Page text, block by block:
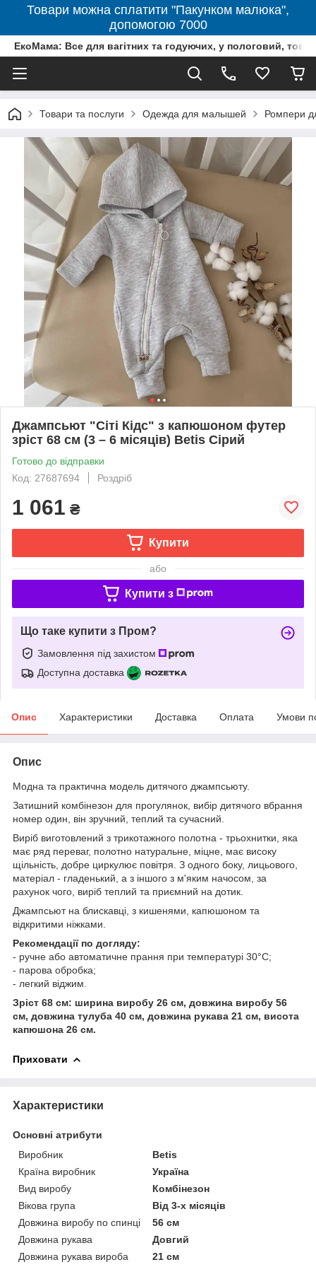
Товари можна сплатити "Пакунком малюка",
допомогою 7000
ЕкоМама: Все для вагітних та годуючих, у пологовий,
Товари та послуги Одежда для малышей Ромпери
Джампсьют "Сіті Кідс" з капюшоном футер
зріст 68 см (3 – 6 місяців) Betis Сірий
Готово до відправки
Код: 27687694
Роздріб
1 061 ₴
Купити
або
Купити з
Що таке купити з Пром?
Замовлення під захистом
Доступна доставка
Опис Характеристики Доставка Оплата Умови
Опис
Модна та практична модель дитячого джампсьюту.
Затишний комбінезон для прогулянок, вибір дитячого вбрання
номер один, він зручний, теплий та сучасний.
Виріб виготовлений з трикотажного полотна - трьохнитки, яка
має ряд переваг, полотно натуральне, міцне, має високу
щільність, добре циркулює повітря. З одного боку, лицьового,
матеріал - гладенький, а з іншого з м'яким начосом, за
рахунок чого, виріб теплий та приємний на дотик.
Джампсьют на блискавці, з кишенями, капюшоном та
відкритими ніжками.
Рекомендації по догляду:
- ручне або автоматичне прання при температурі 30°С;
- парова обробка;
- легкий віджим.
Зріст 68 см: ширина виробу 26 см, довжина виробу 56
см, довжина тулуба 40 см, довжина рукава 21 см, висота
капюшона 26 см.
Приховати
Характеристики
Основні атрибути
Виробник
Betis
Країна виробник
Україна
Вид виробу
Комбінезон
Вікова група
Від 3-х місяців
Довжина виробу по спинці
56 см
Довжина рукава
Довгий
Довжина рукава вироба
21 см